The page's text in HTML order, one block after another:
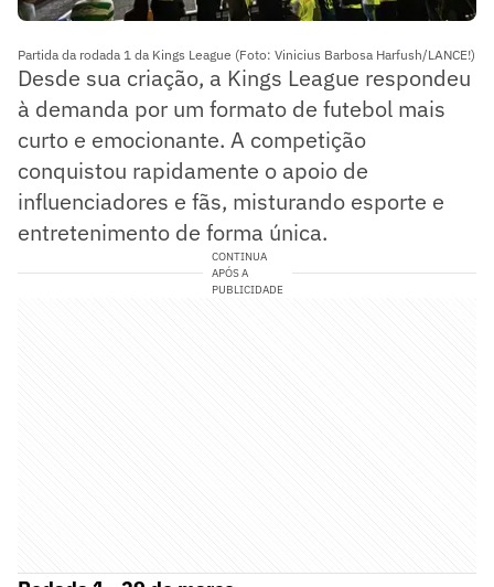
Partida da rodada 1 da Kings League (Foto: Vinicius Barbosa Harfush/LANCE!)
Desde sua criação, a Kings League respondeu
à demanda por um formato de futebol mais
curto e emocionante. A competição
conquistou rapidamente o apoio de
influenciadores e fãs, misturando esporte e
entretenimento de forma única.
CONTINUA
APÓS A
PUBLICIDADE